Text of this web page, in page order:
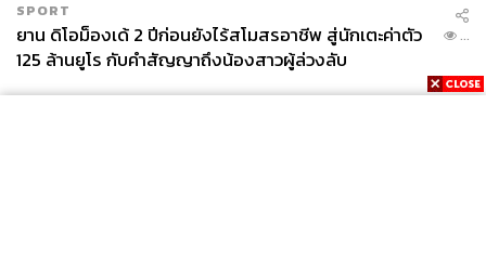
SPORT
ยาน ดิโอม็องเด้ 2 ปีก่อนยังไร้สโมสรอาชีพ สู่นักเตะค่าตัว
125 ล้านยูโร กับคำสัญญาถึงน้องสาวผู้ล่วงลับ
...